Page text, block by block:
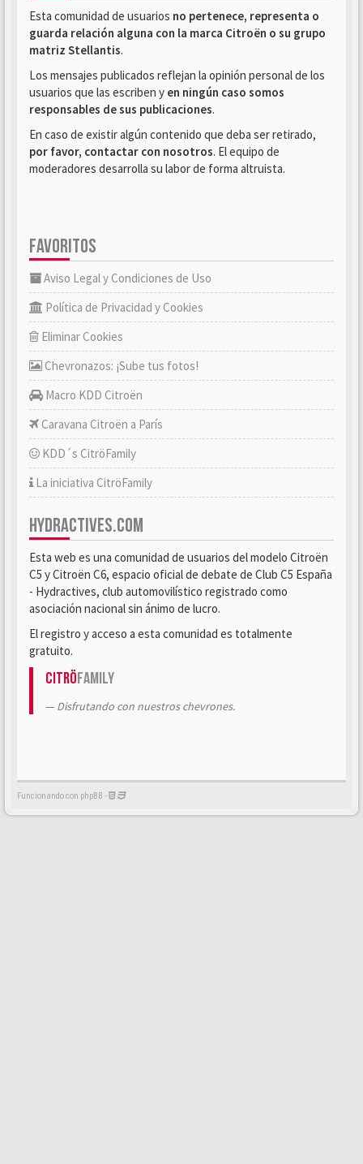
Esta comunidad de usuarios no pertenece, representa o
guarda relación alguna con la marca Citroën o su grupo
matriz Stellantis.
Los mensajes publicados reflejan la opinión personal de los
usuarios que las escriben y en ningún caso somos
responsables de sus publicaciones.
En caso de existir algún contenido que deba ser retirado,
por favor, contactar con nosotros. El equipo de
moderadores desarrolla su labor de forma altruista.
FAVORITOS
Aviso Legal y Condiciones de Uso
Política de Privacidad y Cookies
Eliminar Cookies
Chevronazos: ¡Sube tus fotos!
Macro KDD Citroën
Caravana Citroën a París
KDD´s CitröFamily
La iniciativa CitröFamily
HYDRACTIVES.COM
Esta web es una comunidad de usuarios del modelo Citroën
C5 y Citroën C6, espacio oficial de debate de Club C5 España
- Hydractives, club automovilístico registrado como
asociación nacional sin ánimo de lucro.
El registro y acceso a esta comunidad es totalmente
gratuito.
CitröFamily
Disfrutando con nuestros chevrones.
Funcionando con phpBB -